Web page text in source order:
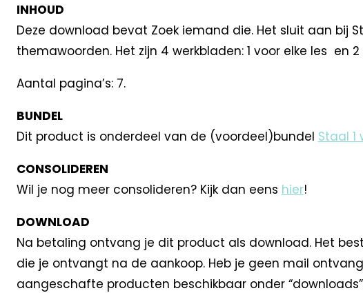
INHOUD
Deze download bevat Zoek iemand die. Het sluit aan bij
themawoorden. Het zijn 4 werkbladen: 1 voor elke les en
Aantal pagina’s: 7.
BUNDEL
Dit product is onderdeel van de (voordeel)bundel Staal
CONSOLIDEREN
Wil je nog meer consolideren? Kijk dan eens hier!
DOWNLOAD
Na betaling ontvang je dit product als download. Het
die je ontvangt na de aankoop. Heb je geen mail
aangeschafte producten beschikbaar onder